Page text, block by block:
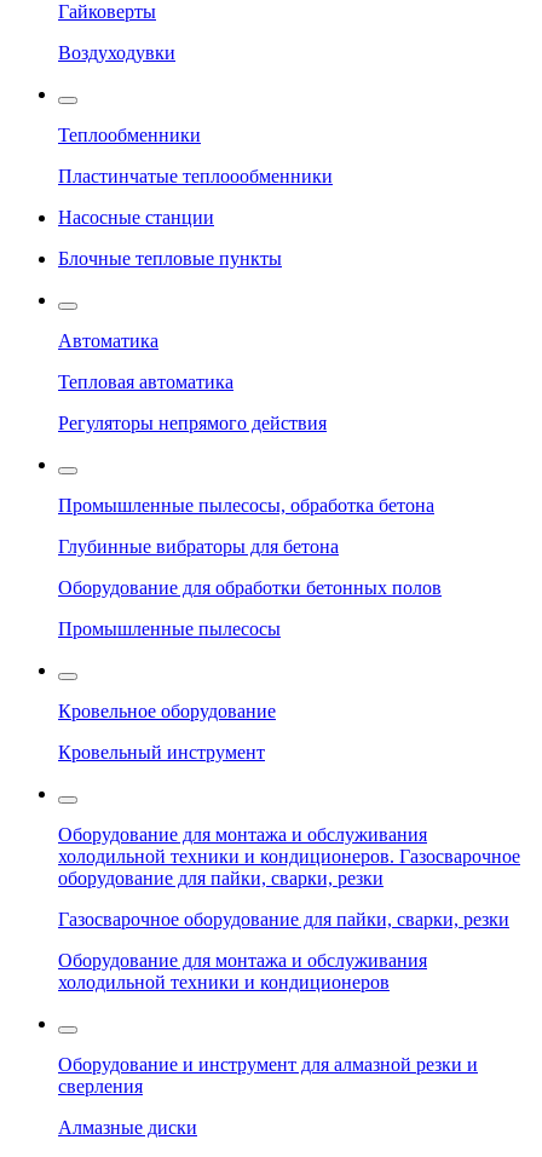
Гайковерты
Воздуходувки
Теплообменники
Пластинчатые теплоообменники
Насосные станции
Блочные тепловые пункты
Автоматика
Тепловая автоматика
Регуляторы непрямого действия
Промышленные пылесосы, обработка бетона
Глубинные вибраторы для бетона
Оборудование для обработки бетонных полов
Промышленные пылесосы
Кровельное оборудование
Кровельный инструмент
Оборудование для монтажа и обслуживания
холодильной техники и кондиционеров. Газосварочное
оборудование для пайки, сварки, резки
Газосварочное оборудование для пайки, сварки, резки
Оборудование для монтажа и обслуживания
холодильной техники и кондиционеров
Оборудование и инструмент для алмазной резки и
сверления
Алмазные диски